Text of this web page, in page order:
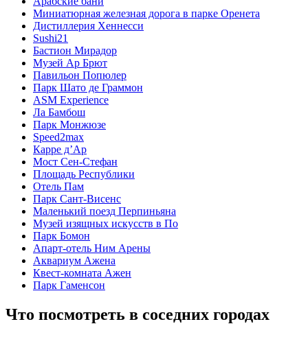
Миниатюрная железная дорога в парке Оренета
Дистиллерия Хеннесси
Sushi21
Бастион Мирадор
Музей Ар Брют
Павильон Попюлер
Парк Шато де Граммон
ASM Experience
Ла Бамбош
Парк Монжюзе
Speed2max
Карре д’Ар
Мост Сен-Стефан
Площадь Республики
Отель Пам
Парк Сант-Висенс
Маленький поезд Перпиньяна
Музей изящных искусств в По
Парк Бомон
Апарт-отель Ним Арены
Аквариум Ажена
Квест-комната Ажен
Парк Гаменсон
Что посмотреть в соседних городах